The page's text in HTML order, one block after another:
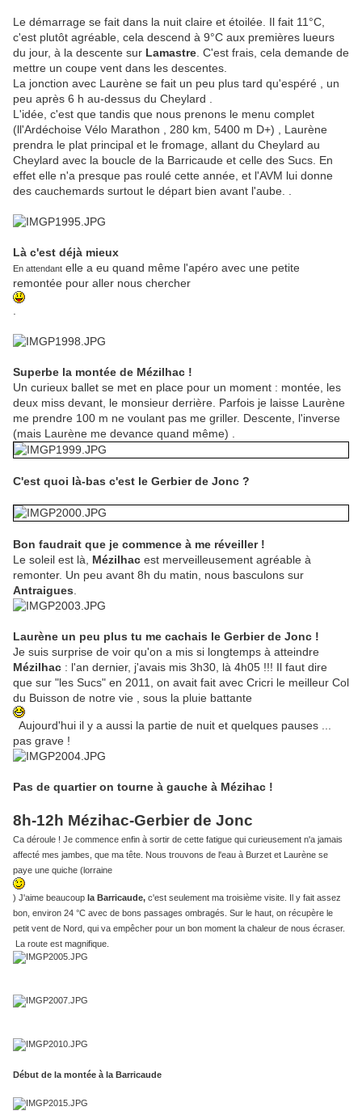
Le démarrage se fait dans la nuit claire et étoilée. Il fait 11°C,
c'est plutôt agréable, cela descend à 9°C aux premières lueurs
du jour, à la descente sur Lamastre . C'est frais, cela demande de
mettre un coupe vent dans les descentes.
La jonction avec Laurène se fait un peu plus tard qu'espéré , un
peu après 6 h au-dessus du Cheylard .
L'idée, c'est que tandis que nous prenons le menu complet
(ll'Ardéchoise Vélo Marathon , 280 km, 5400 m D+) , Laurène
prendra le plat principal et le fromage, allant du Cheylard au
Cheylard avec la boucle de la Barricaude et celle des Sucs. En
effet elle n'a presque pas roulé cette année, et l'AVM lui donne
des cauchemards surtout le départ bien avant l'aube. .
Là c'est déjà mieux
En attendant elle a eu quand même l'apéro avec une petite
remontée pour aller nous chercher
Superbe la montée de Mézilhac !
Un curieux ballet se met en place pour un moment : montée, les
deux miss devant, le monsieur derrière. Parfois je laisse Laurène
me prendre 100 m ne voulant pas me griller. Descente, l'inverse
(mais Laurène me devance quand même) .
C'est quoi là-bas c'est le Gerbier de Jonc ?
Bon faudrait que je commence à me réveiller !
Le soleil est là, Mézilhac est merveilleusement agréable à
remonter. Un peu avant 8h du matin, nous basculons sur
Antraigues
Laurène un peu plus tu me cachais le Gerbier de Jonc !
Je suis surprise de voir qu'on a mis si longtemps à atteindre
Mézilhac : l'an dernier, j'avais mis 3h30, là 4h05 !!! Il faut dire
que sur "les Sucs" en 2011, on avait fait avec Cricri le meilleur Col
du Buisson de notre vie , sous la pluie battante
Aujourd'hui il y a aussi la partie de nuit et quelques pauses ...
pas grave !
Pas de quartier on tourne à gauche à Mézihac !
8h-12h Mézihac-Gerbier de Jonc
Ca déroule ! Je commence enfin à sortir de cette fatigue qui curieusement n'a jamais
affecté mes jambes, que ma tête. Nous trouvons de l'eau à Burzet et Laurène se
paye une quiche (lorraine
) J'aime beaucoup la Barricaude, c'est seulement ma troisième visite. Il y fait assez
bon, environ 24 °C avec de bons passages ombragés. Sur le haut, on récupère le
petit vent de Nord, qui va empêcher pour un bon moment la chaleur de nous écraser.
La route est magnifique.
Début de la montée à la Barricaude